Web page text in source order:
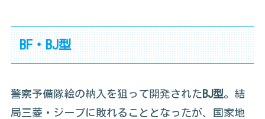
BF・BJ型
警察予備隊絵の納入を狙って開発された BJ型。結
局三菱・ジープに敗れることとなったが、国家地